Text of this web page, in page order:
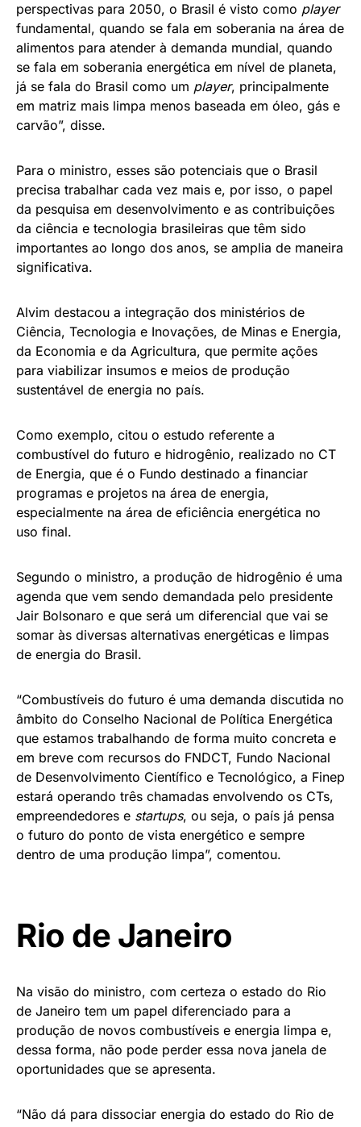
perspectivas para 2050, o Brasil é visto como player
fundamental, quando se fala em soberania na área de
alimentos para atender à demanda mundial, quando
se fala em soberania energética em nível de planeta,
já se fala do Brasil como um player, principalmente
em matriz mais limpa menos baseada em óleo, gás e
carvão”, disse.
Para o ministro, esses são potenciais que o Brasil
precisa trabalhar cada vez mais e, por isso, o papel
da pesquisa em desenvolvimento e as contribuições
da ciência e tecnologia brasileiras que têm sido
importantes ao longo dos anos, se amplia de maneira
significativa.
Alvim destacou a integração dos ministérios de
Ciência, Tecnologia e Inovações, de Minas e Energia,
da Economia e da Agricultura, que permite ações
para viabilizar insumos e meios de produção
sustentável de energia no país.
Como exemplo, citou o estudo referente a
combustível do futuro e hidrogênio, realizado no CT
de Energia, que é o Fundo destinado a financiar
programas e projetos na área de energia,
especialmente na área de eficiência energética no
uso final.
Segundo o ministro, a produção de hidrogênio é uma
agenda que vem sendo demandada pelo presidente
Jair Bolsonaro e que será um diferencial que vai se
somar às diversas alternativas energéticas e limpas
de energia do Brasil.
“Combustíveis do futuro é uma demanda discutida no
âmbito do Conselho Nacional de Política Energética
que estamos trabalhando de forma muito concreta e
em breve com recursos do FNDCT, Fundo Nacional
de Desenvolvimento Científico e Tecnológico, a Finep
estará operando três chamadas envolvendo os CTs,
empreendedores e startups, ou seja, o país já pensa
o futuro do ponto de vista energético e sempre
dentro de uma produção limpa”, comentou.
Rio de Janeiro
Na visão do ministro, com certeza o estado do Rio
de Janeiro tem um papel diferenciado para a
produção de novos combustíveis e energia limpa e,
dessa forma, não pode perder essa nova janela de
oportunidades que se apresenta.
“Não dá para dissociar energia do estado do Rio de